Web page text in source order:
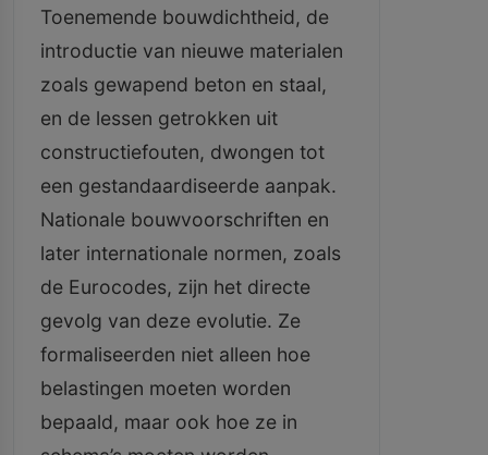
Toenemende bouwdichtheid, de
introductie van nieuwe materialen
zoals gewapend beton en staal,
en de lessen getrokken uit
constructiefouten, dwongen tot
een gestandaardiseerde aanpak.
Nationale bouwvoorschriften en
later internationale normen, zoals
de Eurocodes, zijn het directe
gevolg van deze evolutie. Ze
formaliseerden niet alleen hoe
belastingen moeten worden
bepaald, maar ook hoe ze in